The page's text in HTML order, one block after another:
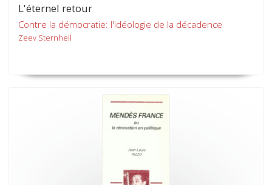
L'éternel retour
Contre la démocratie: l'idéologie de la décadence
Zeev Sternhell